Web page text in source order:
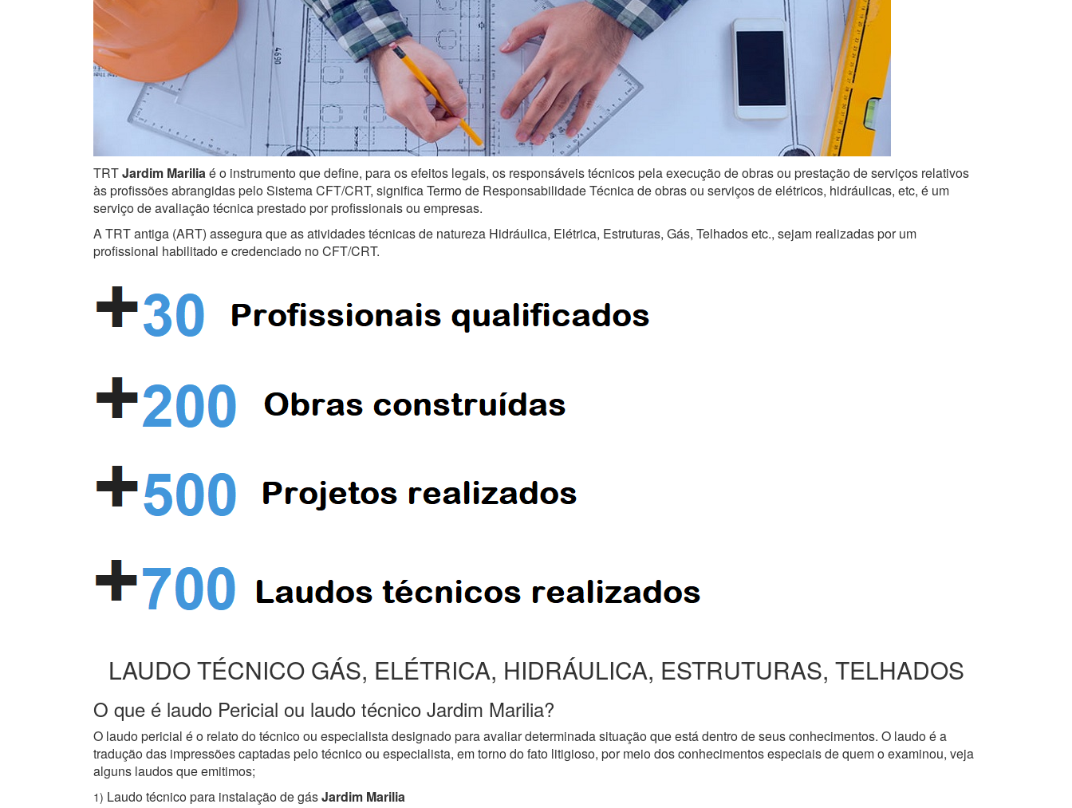
TRTJardim Mariliaé o instrumento que define, para os efeitos legais, os responsáveis técnicos pela execução de obras ou prestação de serviços relativos
às profissões abrangidas pelo Sistema CFT/CRT, significa Termo de Responsabilidade Técnica de obras ou serviços de elétricos, hidráulicas, etc, é um
serviço de avaliação técnica prestado por profissionais ou empresas.
A TRT antiga (ART) assegura que as atividades técnicas de natureza Hidráulica, Elétrica, Estruturas, Gás, Telhados etc., sejam realizadas por um
profissional habilitado e credenciado no CFT/CRT.
LAUDO TÉCNICO GÁS, ELÉTRICA, HIDRÁULICA, ESTRUTURAS, TELHADOS
O que é laudo Pericial ou laudo técnico Jardim Marilia?
O laudo pericial é o relato do técnico ou especialista designado para avaliar determinada situação que está dentro de seus conhecimentos. O laudo é a
tradução das impressões captadas pelo técnico ou especialista, em torno do fato litigioso, por meio dos conhecimentos especiais de quem o examinou, veja
alguns laudos que emitimos;
1) Laudo técnico para instalação de gásJardim Marilia